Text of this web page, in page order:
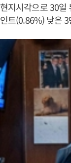
현지시각으로 30일
인트(0.86%) 낮은